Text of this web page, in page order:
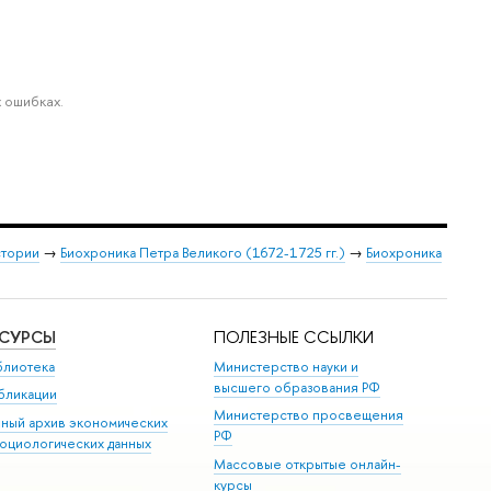
→ Биохроника Петра Великого (1672-1725 гг.) → Биохроника
архив экономических
данных
ПОЛЕЗНЫЕ ССЫЛКИ
Министерство науки и
высшего образования РФ
Министерство просвещения
РФ
Массовые открытые онлайн-
курсы